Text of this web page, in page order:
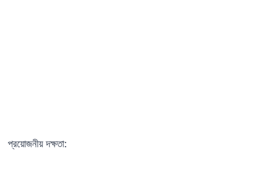
প্রয়োজনীয় দক্ষতা: